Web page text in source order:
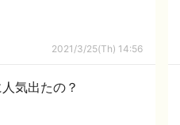
2021/3/25(Th) 14:56
気出たの？